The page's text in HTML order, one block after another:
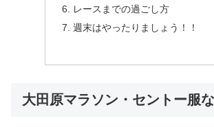
レースまでの過ごし方
週末はやったりましょう！！
大田原マラソン・セントー服